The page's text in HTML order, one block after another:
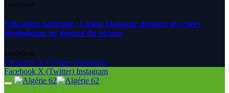
8 AOÛT 2026
Education nationale : Louisa Hanoune dénonce les visées
idéologiques au dépend du secteur
7 AOÛT 2026
Facebook X (Twitter) Instagram
Facebook X (Twitter) Instagram